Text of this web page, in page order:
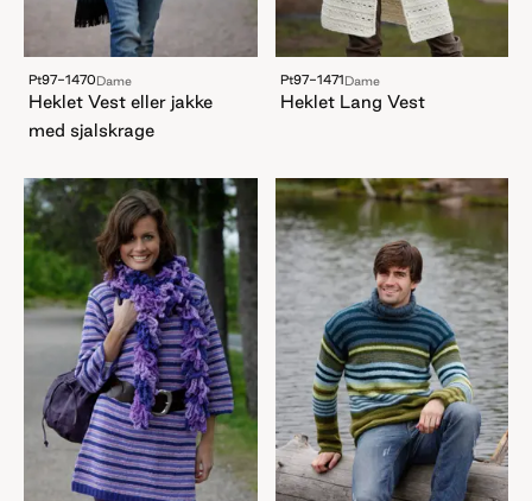
Pt97-1470 Dame
Heklet Vest eller jakke
med sjalskrage
Pt97-1471 Dame
Heklet Lang Vest